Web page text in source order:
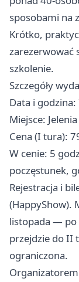
sposobami na
Krótko,
zarezerwować
szkolenie.
Szczegóły
Data i
Miejsce:
Cena (I tura):
W cenie: 5
poczęstunek,
Rejestracja i
(HappyShow).
listopada — po
przejdzie do II
ograniczona.